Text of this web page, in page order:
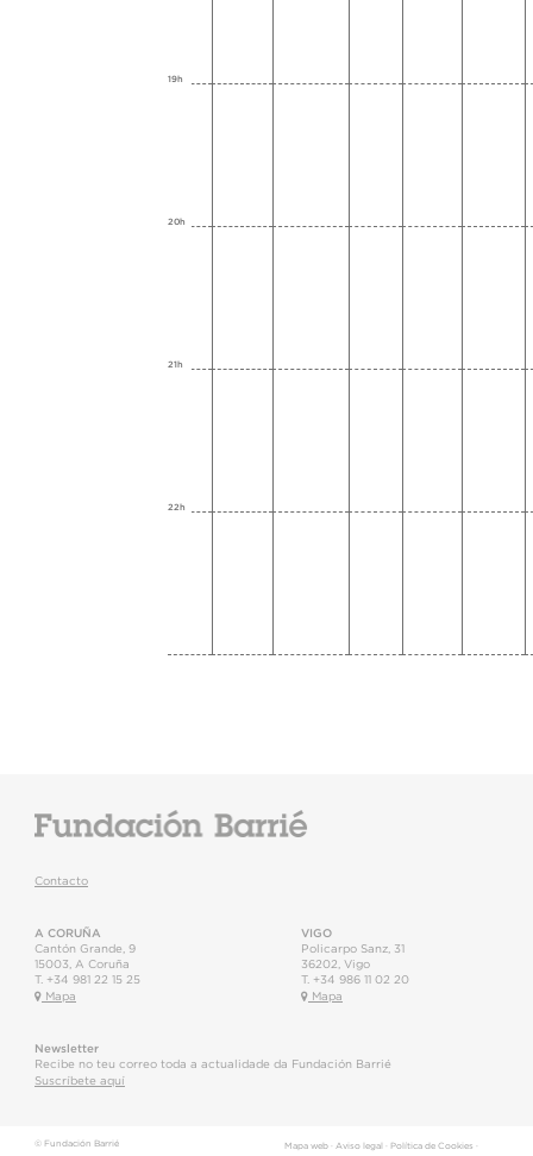
19h
20h
21h
22h
Contacto
A CORUÑA
Cantón Grande, 9
15003
A Coruña
T. +34 981 22 15 25
Mapa
VIGO
Policarpo Sanz, 31
36202 Vigo
T. +34 986 11 02 20
Mapa
Newsletter
Recibe no teu correo toda a actualidade da Fundación Barrié
Suscríbete aquí
© Fundación Barrié Mapa web· Aviso legal · Política de Cookies ·